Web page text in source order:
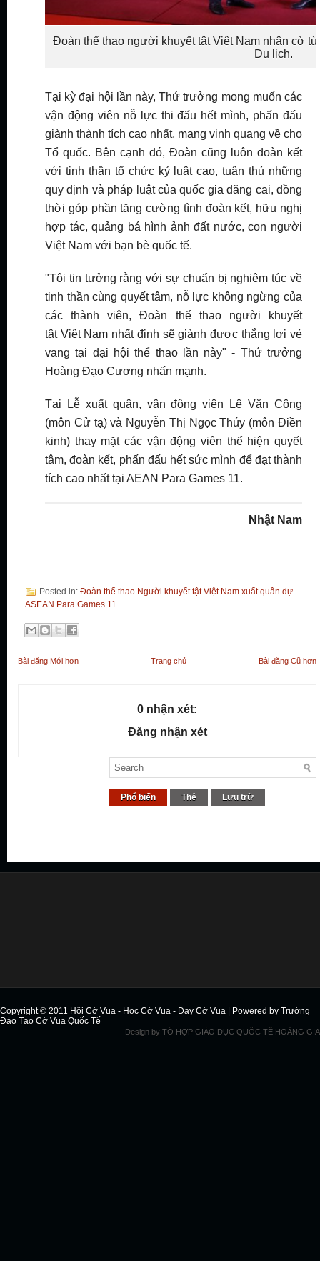
Đoàn thể thao người khuyết tật Việt Nam nhận cờ
Du lịch.
Tại kỳ đại hội lần này, Thứ trưởng mong muốn các
vận động viên nỗ lực thi đấu hết mình, phấn đấu
giành thành tích cao nhất, mang vinh quang về cho
Tổ quốc. Bên cạnh đó, Đoàn cũng luôn đoàn kết
với tinh thần tổ chức kỷ luật cao, tuân thủ những
quy định và pháp luật của quốc gia đăng cai, đồng
thời góp phần tăng cường tình đoàn kết, hữu nghị
hợp tác, quảng bá hình ảnh đất nước, con người
Việt Nam với bạn bè quốc tế.
"Tôi tin tưởng rằng với sự chuẩn bị nghiêm túc về
tinh thần cùng quyết tâm, nỗ lực không ngừng của
các thành viên, Đoàn thể thao người khuyết
tật Việt Nam nhất định sẽ giành được thắng lợi vẻ
vang tại đại hội thể thao lần này" - Thứ trưởng
Hoàng Đạo Cương nhấn mạnh.
Tại Lễ xuất quân, vận động viên Lê Văn Công
(môn Cử tạ) và Nguyễn Thị Ngọc Thúy (môn Điền
kinh) thay mặt các vận động viên thể hiện quyết
tâm, đoàn kết, phấn đấu hết sức mình để đạt thành
tích cao nhất tại AEAN Para Games 11.
Nhật Nam
Posted in: Đoàn thể thao Người khuyết tật Việt Nam xuất quân dự
ASEAN Para Games 11
Bài đăng Mới hơn Bài đăng Cũ hơn
Trang chủ
0 nhận xét:
Đăng nhận xét
Phổ biến Thẻ Lưu trữ
Copyright © 2011 Hội Cờ Vua - Học Cờ Vua - Dạy Cờ Vua | Powered by Trường
Đào Tạo Cờ Vua Quốc Tế
Design by TỔ HỢP GIÁO DỤC QUỐC TẾ HOÀNG GIA